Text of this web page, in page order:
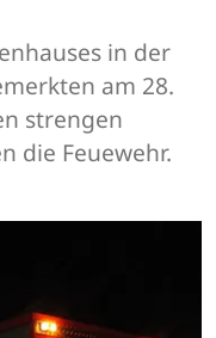
in der
am 28.
strengen
die Feuewehr.